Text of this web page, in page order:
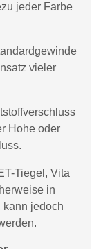
jeder Farbe
vieler
Hohe oder
Tiegel, Vita
in
kann jedoch